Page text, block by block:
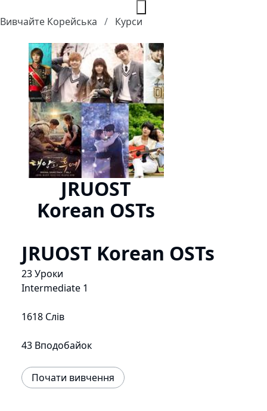
Вивчайте Корейська Курси
JRUOST
Korean OSTs
JRUOST Korean OSTs
23 Уроки
Intermediate 1
1618 Слів
43 Вподобайок
Почати вивчення